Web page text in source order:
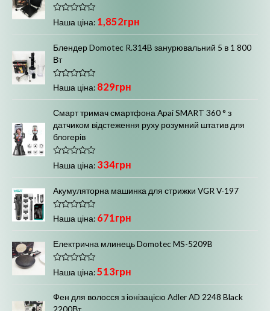
в
з
5
О
ц
і
е
н
в
з
5
Наша ціна: 1,852грн
Блендер Domotec R.314B занурювальний 5 в 1 800
Вт
О
ц
і
н
е
н
о
в
0
з
5
Наша ціна: 829грн
Смарт тримач смартфона Apai SMART 360 ° з
датчиком відстеження руху розумний штатив для
блогерів
О
ц
і
е
н
о
в
з
5
Наша ціна: 334грн
Акумуляторна машинка для стрижки VGR V-197
О
ц
і
н
е
н
о
в
з
5
Наша ціна: 671грн
Електрична млинець Domotec MS-5209B
О
ц
і
н
е
н
Наша ціна:513грн
Фен для волосся з іонізацією Adler AD 2248 Black